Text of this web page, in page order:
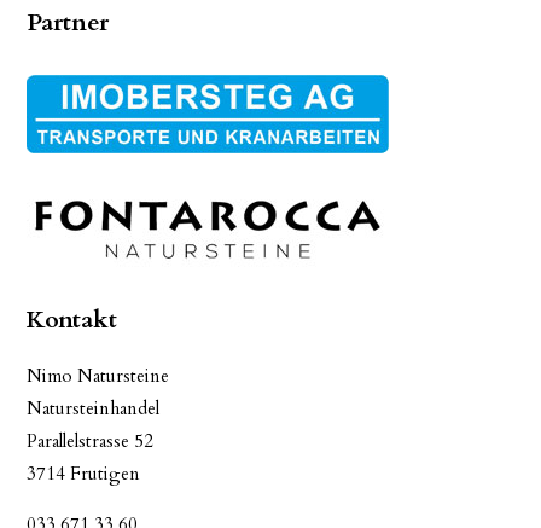
Partner
Kontakt
Nimo Natursteine
Natursteinhandel
Parallelstrasse 52
3714 Frutigen